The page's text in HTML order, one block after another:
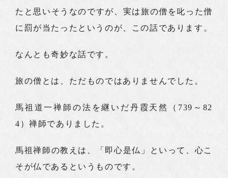
たと思いそうなのですが、実は旅の僧を叱った僧
に罰が当たったというのが、この話であります。
なんとも奇妙な話です。
旅の僧とは、ただものではありませんでした。
馬祖道一禅師の法を継いだ丹霞天然（739～82
4）禅師でありました。
馬祖禅師の教えは、「即心是仏」といって、心こ
そが仏であるというものです。